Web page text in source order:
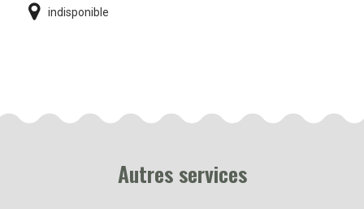
indisponible
Autres services